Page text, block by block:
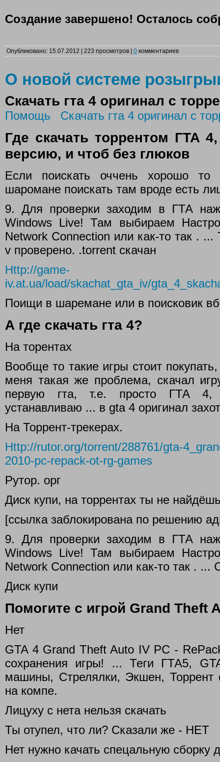
Создание завершено! Осталось
Опубликовано: 15.07.2012 | 223 просмотров | 0 комментариев
О новой системе
Скачать гта 4 оригинал с
Помощь Скачать гта 4 оригинал с
Где скачать торрентом ГТА
версию, и чтоб без глюков
Если поискать оччень хорошо
шаромане поискать там вроде есть
9. Для проверки заходим в ГТА
Windows Live! Там выбираем
Network Connection или как-то так . ...
v проверено. .torrent скачан
Http://game-
iv.at.ua/load/skachat_gta_iv/
Поищи в шаремане или в поисковик
А где скачать гта 4?
На торентах
Вообще то такие игры стоит
меня такая же проблема, скачал
первую гта, т.е. просто ГТА
устанавливаю ... в gta 4 оригинал
На Торрент-трекерах.
Http://rutor.org/torrent/288761/gta-
2010-pc-repack-ot-rg-games
Рутор. орг
Диск купи, на торрентах ты не
[ссылка заблокирована по решению
9. Для проверки заходим в ГТА
Windows Live! Там выбираем
Network Connection или как-то так . ...
Диск купи
Помогите с игрой Grand Theft
Нет
GTA 4 Grand Theft Auto IV PC -
сохранения игры! ... Теги ГТА5,
машины, Стрелялки, Экшен, Торрент
на компе.
Лицуху с нета нельзя скачать
Ты отупел, что ли? Сказали же - НЕТ
Нет нужно качать спецальную сборку